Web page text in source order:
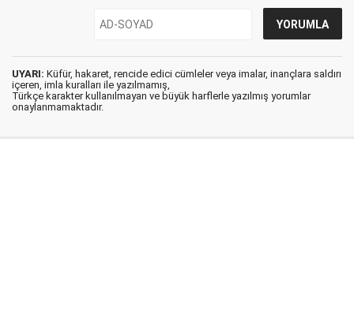
UYARI: Küfür, hakaret, rencide edici cümleler veya imalar, inançlara saldırı
içeren, imla kuralları ile yazılmamış,
Türkçe karakter kullanılmayan ve büyük harflerle yazılmış yorumlar
onaylanmamaktadır.